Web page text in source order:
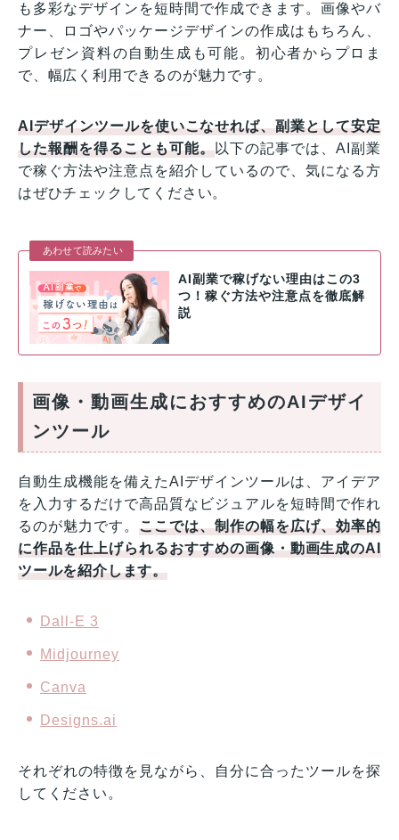
も多彩なデザインを短時間で作成できます。画像やバ
ナー、ロゴやパッケージデザインの作成はもちろん、
プレゼン資料の自動生成も可能。初心者からプロま
で、幅広く利用できるのが魅力です。
AIデザインツールを使いこなせれば、副業として安定
した報酬を得ることも可能。以下の記事では、AI副業
で稼ぐ方法や注意点を紹介しているので、気になる方
はぜひチェックしてください。
あわせて読みたい
AI副業で稼げない理由はこの3
つ！稼ぐ方法や注意点を徹底解
説
画像・動画生成におすすめのAIデザイ
ンツール
自動生成機能を備えたAIデザインツールは、アイデア
を入力するだけで高品質なビジュアルを短時間で作れ
るのが魅力です。ここでは、制作の幅を広げ、効率的
に作品を仕上げられるおすすめの画像・動画生成のAI
ツールを紹介します。
Dall-E 3
Midjourney
Canva
Designs.ai
それぞれの特徴を見ながら、自分に合ったツールを探
してください。